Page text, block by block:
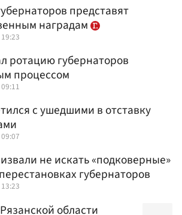
представят
наградам
ротацию губернаторов
процессом
с ушедшими в отставку
не искать «подковерные»
губернаторов
области